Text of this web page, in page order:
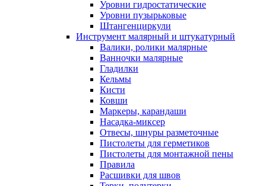
Уровни гидростатические
Уровни пузырьковые
Штангенциркули
Инструмент малярный и штукатурный
Валики, ролики малярные
Ванночки малярные
Гладилки
Кельмы
Кисти
Ковши
Маркеры, карандаши
Насадка-миксер
Отвесы, шнуры разметочные
Пистолеты для герметиков
Пистолеты для монтажной пены
Правила
Расшивки для швов